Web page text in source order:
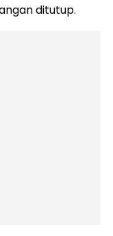
ditutup.